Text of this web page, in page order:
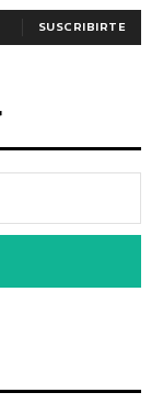
SUSCRIBIRTE